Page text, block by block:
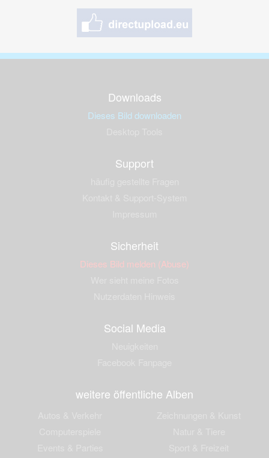
Downloads
Dieses Bild downloaden
Support
Sicherheit
Dieses Bild melden (Abuse)
Social Media
weitere öffentliche Alben